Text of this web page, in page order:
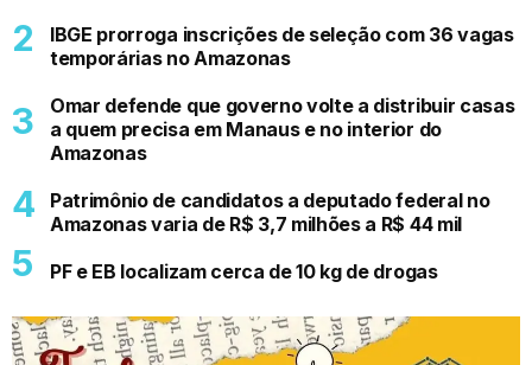
IBGE prorroga inscrições de seleção com 36 vagas
temporárias no Amazonas
Omar defende que governo volte a distribuir casas
a quem precisa em Manaus e no interior do
Amazonas
Patrimônio de candidatos a deputado federal no
Amazonas varia de R$ 3,7 milhões a R$ 44 mil
PF e EB localizam cerca de 10 kg de drogas